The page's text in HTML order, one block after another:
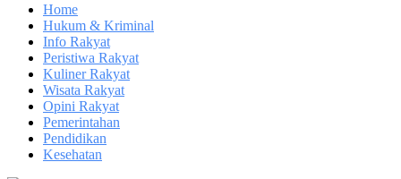
Home
Hukum & Kriminal
Info Rakyat
Peristiwa Rakyat
Kuliner Rakyat
Wisata Rakyat
Opini Rakyat
Pemerintahan
Pendidikan
Kesehatan